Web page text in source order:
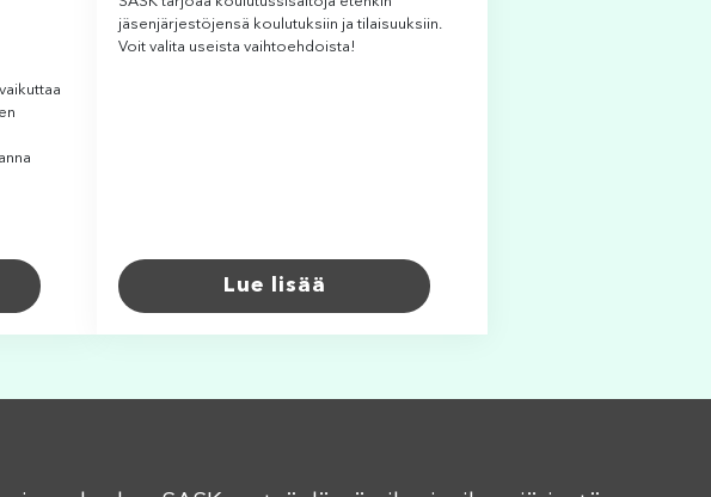
jäsenjärjestöjensä koulutuksiin ja tilaisuuksiin.
Voit valita useista vaihtoehdoista!
Lue lisää